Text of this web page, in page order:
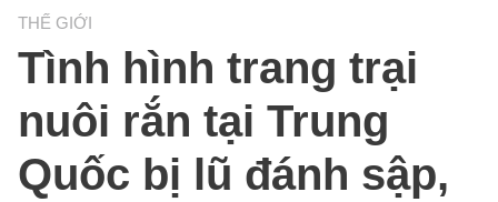
THẾ GIỚI
Tình hình trang trại
nuôi rắn tại Trung
Quốc bị lũ đánh sập,